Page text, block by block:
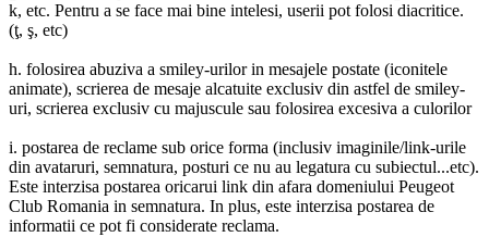
k, etc. Pentru a se face mai bine intelesi, userii pot folosi diacritice.
(ţ, ş, etc)
h. folosirea abuziva a smiley-urilor in mesajele postate (iconitele
animate), scrierea de mesaje alcatuite exclusiv din astfel de smiley-
uri, scrierea exclusiv cu majuscule sau folosirea excesiva a culorilor
i. postarea de reclame sub orice forma (inclusiv imaginile/link-urile
din avataruri, semnatura, posturi ce nu au legatura cu subiectul...etc).
Este interzisa postarea oricarui link din afara domeniului Peugeot
Club Romania in semnatura. In plus, este interzisa postarea de
informatii ce pot fi considerate reclama.